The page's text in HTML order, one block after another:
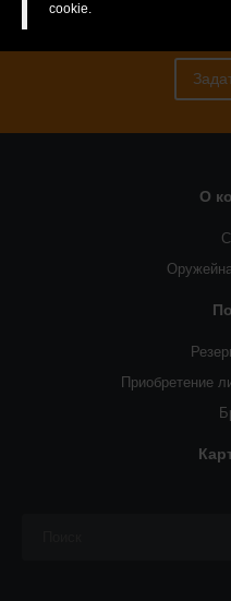
cookie.
О
Приобретение